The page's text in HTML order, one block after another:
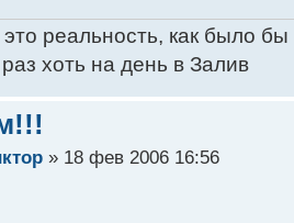
реальность, как было
раз хоть на день в Залив
» 18 фев 2006 16:56